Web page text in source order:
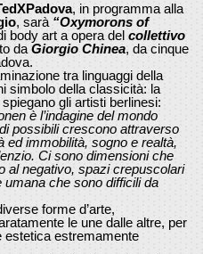
, in programma alla
, sarà “Oxymorons of
body art a opera del collettivo
da Giorgio Chinea, da cinque
tra linguaggi della
simbolo della classicità: la
gli artisti berlinesi:
è l’indagine del mondo
possibili crescono attraverso
ed immobilità, sogno e realtà,
Ci sono dimensioni che
al negativo, spazi crepuscolari
che sono difficili da
forme d’arte,
le une dalle altre, per
estetica estremamente